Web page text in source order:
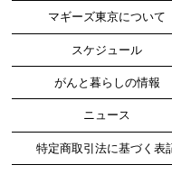
マギーズ東京について
スケジュール
がんと暮らしの情報
ニュース
特定商取引法に基づく表